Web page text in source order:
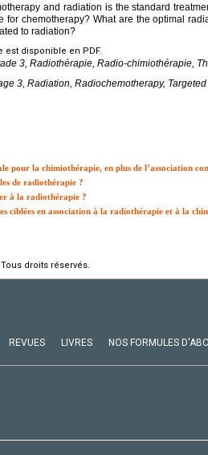
and radiation is the standard
for chemotherapy? What are the optimal
to radiation?
est disponible en PDF.
3, Radiothérapie, Radio-chimiothérapie,
3, Radiation, Radiochemotherapy,
pour la chimiothérapie, en plus de l’association
de radiothérapie ?
à la radiothérapie ?
ciblées en association à la radiothérapie et à la
droits réservés.
REVUES LIVRES NOS FORMULES